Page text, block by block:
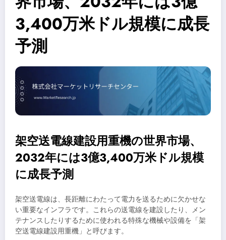
3,400万米ドル規模に成長
予測
架空送電線建設用重機の世界市場、
2032年には3億3,400万米ドル規模
に成長予測
架空送電線は、長距離にわたって電力を送るために欠かせな
い重要なインフラです。これらの送電線を建設したり、メン
テナンスしたりするために使われる特殊な機械や設備を「架
空送電線建設用重機」と呼びます。